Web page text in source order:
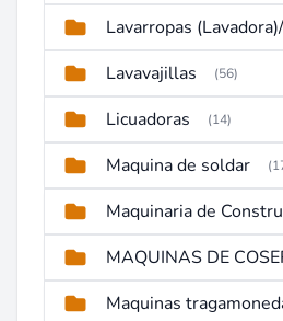
Lavarropas
Lavavajillas (56)
Licuadoras (14)
Maquina de soldar
MAQUINAS DE
Maquinas